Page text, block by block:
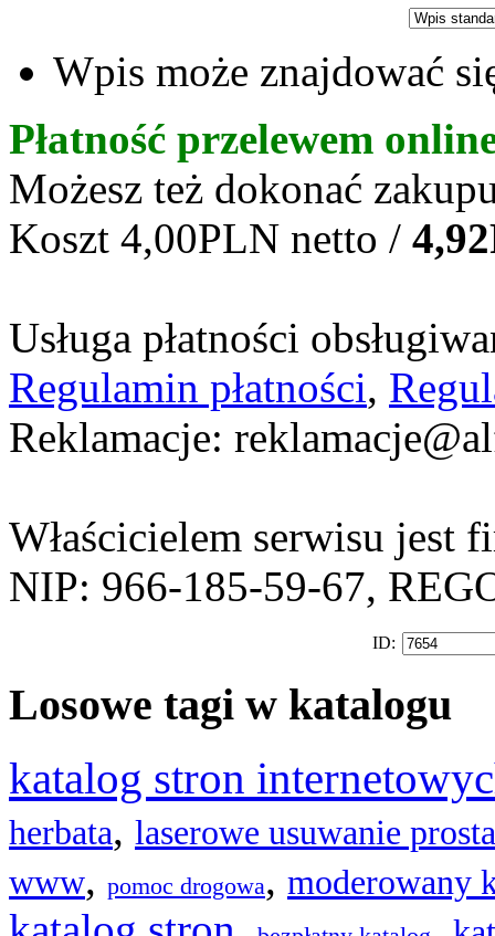
Wpis może znajdować
Płatność przelewem
Możesz też dokonać
Koszt 4,00PLN netto /
Usługa płatności
Regulamin płatności,
Reklamacje:
Właścicielem serwisu jest
NIP: 966-185-59-67,
ID:
Losowe tagi w katalogu
katalog stron
herbata, laserowe usuwanie
www, pomoc drogowa, moderowany